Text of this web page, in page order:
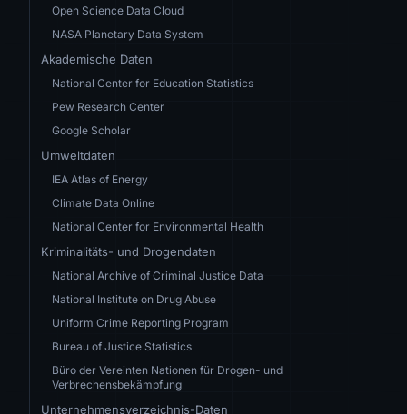
Open Science Data Cloud
NASA Planetary Data System
Akademische Daten
National Center for Education Statistics
Pew Research Center
Google Scholar
Umweltdaten
IEA Atlas of Energy
Climate Data Online
National Center for Environmental Health
Kriminalitäts- und Drogendaten
National Archive of Criminal Justice Data
National Institute on Drug Abuse
Uniform Crime Reporting Program
Bureau of Justice Statistics
Büro der Vereinten Nationen für Drogen- und
Verbrechensbekämpfung
Unternehmensverzeichnis-Daten